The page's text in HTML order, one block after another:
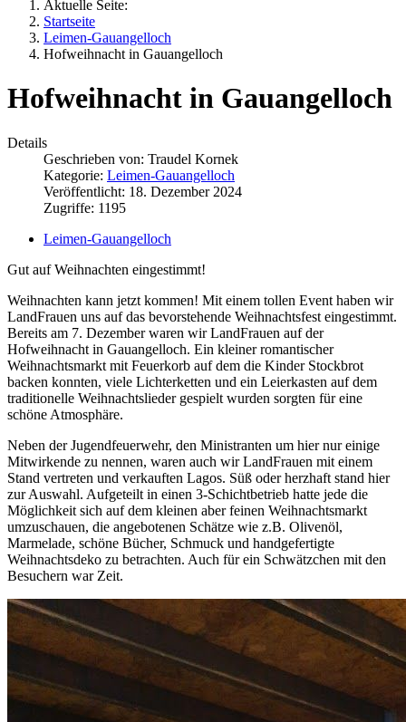
Aktuelle Seite:
Startseite
Leimen-Gauangelloch
Hofweihnacht in Gauangelloch
Hofweihnacht in Gauangelloch
Details
Geschrieben von: Traudel Kornek
Kategorie: Leimen-Gauangelloch
Veröffentlicht: 18. Dezember 2024
Zugriffe: 1195
Leimen-Gauangelloch
Gut auf Weihnachten eingestimmt!
Weihnachten kann jetzt kommen! Mit einem tollen Event haben wir
LandFrauen uns auf das bevorstehende Weihnachtsfest eingestimmt.
Bereits am 7. Dezember waren wir LandFrauen auf der
Hofweihnacht in Gauangelloch. Ein kleiner romantischer
Weihnachtsmarkt mit Feuerkorb auf dem die Kinder Stockbrot
backen konnten, viele Lichterketten und ein Leierkasten auf dem
traditionelle Weihnachtslieder gespielt wurden sorgten für eine
schöne Atmosphäre.
Neben der Jugendfeuerwehr, den Ministranten um hier nur einige
Mitwirkende zu nennen, waren auch wir LandFrauen mit einem
Stand vertreten und verkauften Lagos. Süß oder herzhaft stand hier
zur Auswahl. Aufgeteilt in einen 3-Schichtbetrieb hatte jede die
Möglichkeit sich auf dem kleinen aber feinen Weihnachtsmarkt
umzuschauen, die angebotenen Schätze wie z.B. Olivenöl,
Marmelade, schöne Bücher, Schmuck und handgefertigte
Weihnachtsdeko zu betrachten. Auch für ein Schwätzchen mit den
Besuchern war Zeit.